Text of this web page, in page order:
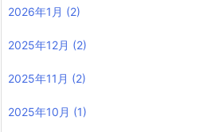
2026年1月 (2)
2025年12月 (2)
2025年11月 (2)
2025年10月 (1)